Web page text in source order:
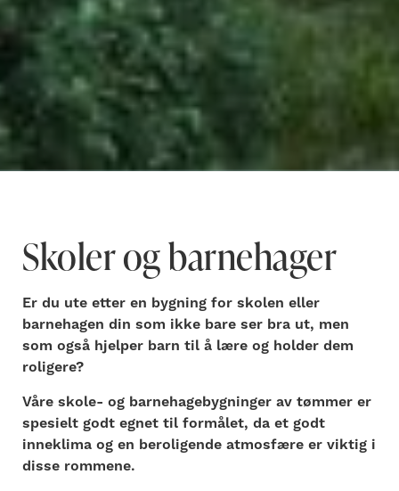
Skoler og barnehager
Er du ute etter en bygning for skolen eller
barnehagen din som ikke bare ser bra ut, men
som også hjelper barn til å lære og holder dem
roligere?
Våre skole- og barnehagebygninger av tømmer er
spesielt godt egnet til formålet, da et godt
inneklima og en beroligende atmosfære er viktig i
disse rommene.